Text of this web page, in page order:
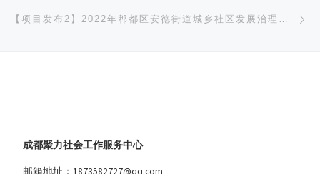
成都聚力社会工作服务中心